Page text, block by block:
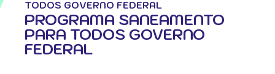
TODOS GOVERNO FEDERAL
PROGRAMA SANEAMENTO
PARA TODOS GOVERNO
FEDERAL